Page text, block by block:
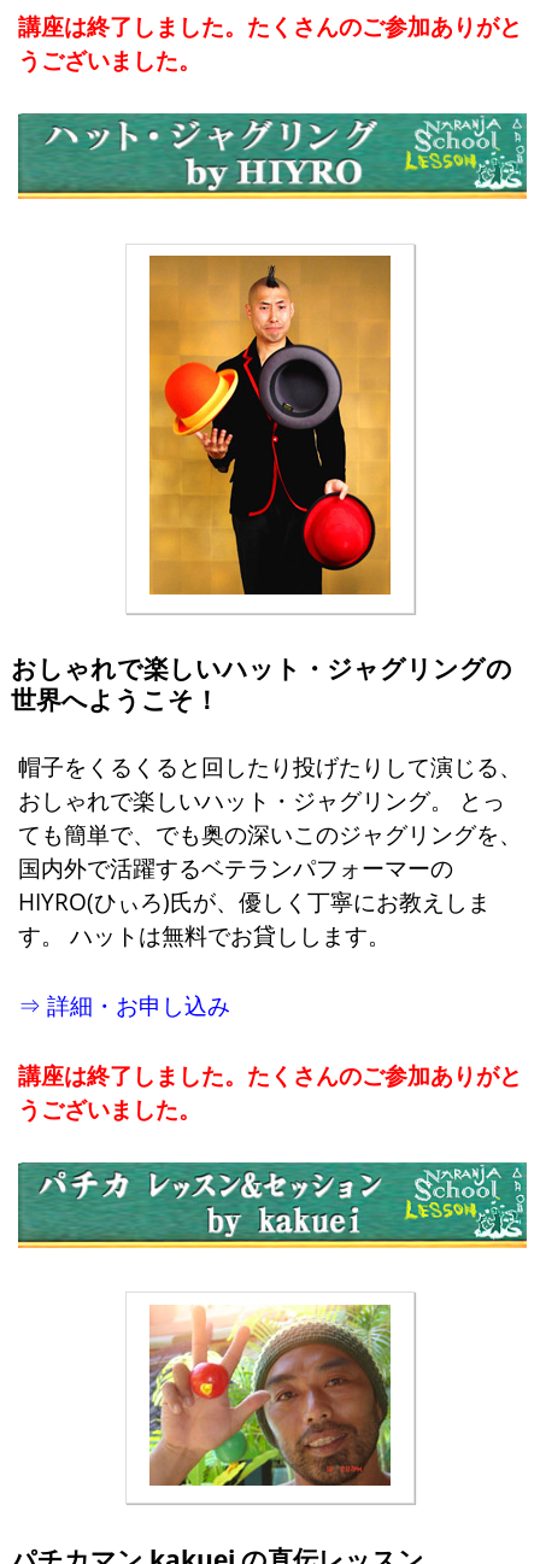
講座は終了しました。たくさんのご参加ありがと
うございました。
おしゃれで楽しいハット・ジャグリングの
世界へようこそ！
帽子をくるくると回したり投げたりして演じる、
おしゃれで楽しいハット・ジャグリング。 とっ
ても簡単で、でも奥の深いこのジャグリングを、
国内外で活躍するベテランパフォーマーの
HIYRO(ひぃろ)氏が、優しく丁寧にお教えしま
す。 ハットは無料でお貸しします。
⇒ 詳細・お申し込み
講座は終了しました。たくさんのご参加ありがと
うございました。